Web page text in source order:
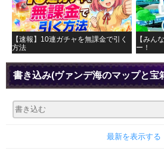
【速報】10連ガチャを無課金で引く
方法
【みん
ー！
書き込み(ヴァンデ海のマップと宝
最新を表示する